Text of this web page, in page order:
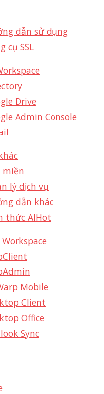
dẫn sử dụng
cụ SSL
Drive
Admin Console
miền
lý dịch vụ
dẫn khác
thức AIHot
Mobile
Client
Office
Sync